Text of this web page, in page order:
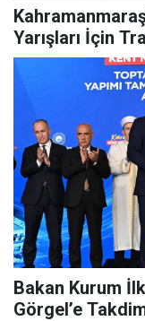
Yarışları İçin
Bakan Kurum
Görgel’e